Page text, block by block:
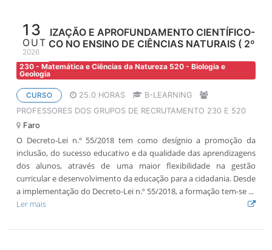
13
OUT
2026
ATUALIZAÇÃO E APROFUNDAMENTO CIENTÍFICO-
DIDÁTICO NO ENSINO DE CIÊNCIAS NATURAIS ( 2º
CICLO)
230 - Matemática e Ciências da Natureza 520 - Biologia e
Geologia
CURSO 25.0 HORAS
B-LEARNING
PROFESSORES DOS GRUPOS DE RECRUTAMENTO 230 E 520
Faro
O Decreto-Lei n.º 55/2018 tem como desígnio a promoção da
inclusão, do sucesso educativo e da qualidade das aprendizagens
dos alunos, através de uma maior flexibilidade na gestão
curricular e desenvolvimento da educação para a cidadania. Desde
a implementação do Decreto-Lei n.º 55/2018, a formação tem-se ...
Ler mais